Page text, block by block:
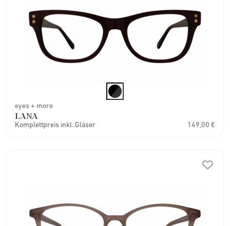
eyes + more
LANA
Komplettpreis inkl. Gläser 149,00 €